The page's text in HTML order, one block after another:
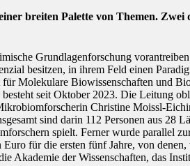
breiten Palette von Themen.
Grundlagenforschung
besitzen, in ihrem Feld einen
Molekulare Biowissenschaften und
seit Oktober 2023. Die Leitung
Christine Moissl-
sind darin 112 Personen aus 28
spielt. Ferner wurde parallel
für die ersten fünf Jahre, von
Akademie der Wissenschaften, das